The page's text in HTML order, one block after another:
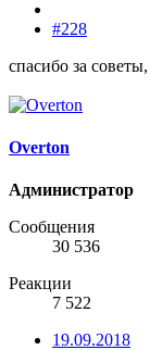
#228
спасибо за
Overton
Администратор
Сообщения
30 536
Реакции
7 522
19.09.2018